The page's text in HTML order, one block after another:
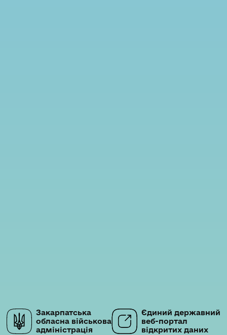
Закарпатська
обласна військова
адміністрація
Єдиний державний
веб-портал
відкритих даних